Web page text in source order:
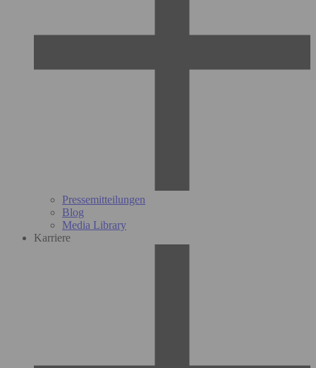
Pressemitteilungen
Blog
Media Library
Karriere